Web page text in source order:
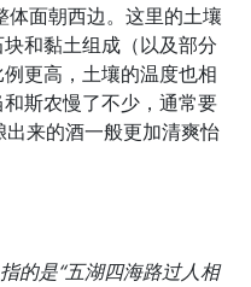
面朝西边。这里的土壤
和黏土组成（以及部分
更高，土壤的温度也相
斯农慢了不少，通常要
来的酒一般更加清爽怡
的是“五湖四海路过人相